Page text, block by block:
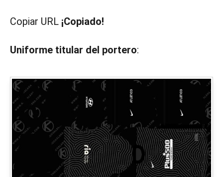
Copiar URL ¡Copiado!
Uniforme titular del portero: